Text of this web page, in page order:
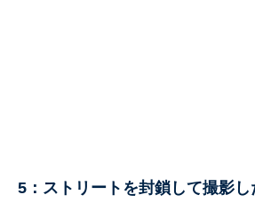
5：ストリートを封鎖して撮影